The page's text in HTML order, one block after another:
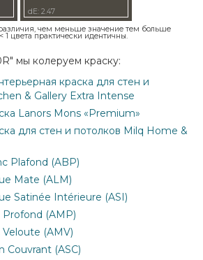
dE: 2.47
чем меньше значение тем больше
1 цвета практически идентичны.
мы колеруем краску:
краска для стен и
& Gallery Extra Intense
Lanors Mons «Premium»
для стен и потолков Milq Home &
Plafond (ABP)
Mate (ALM)
Satinée Intérieure (ASI)
Profond (AMP)
(AMV)
Couvrant (ASC)